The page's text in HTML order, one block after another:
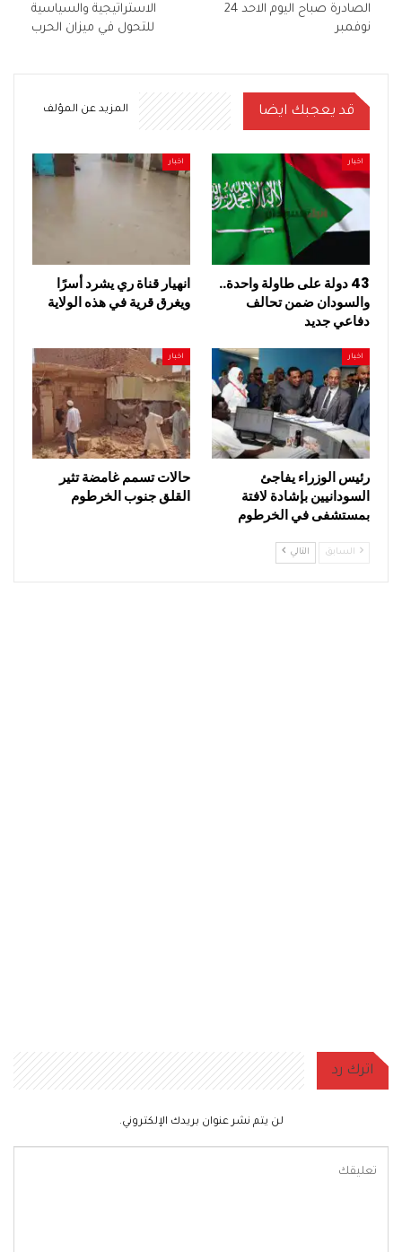
الصادرة صباح اليوم الاحد 24
نوفمبر
الاستراتيجية والسياسية
للتحول في ميزان الحرب
قد يعجبك ايضا المزيد عن المؤلف
اخبار
43 دولة على طاولة واحدة..
والسودان ضمن تحالف
دفاعي جديد
اخبار
انهيار قناة ري يشرد أسرًا
ويغرق قرية في هذه الولاية
اخبار
رئيس الوزراء يفاجئ
السودانيين بإشادة لافتة
بمستشفى في الخرطوم
اخبار
حالات تسمم غامضة تثير
القلق جنوب الخرطوم
السابق التالي
اترك رد
لن يتم نشر عنوان بريدك الإلكتروني.